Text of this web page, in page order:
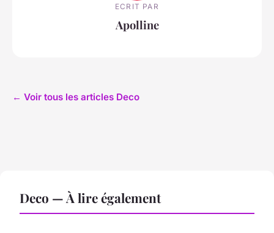
ECRIT PAR
Apolline
← Voir tous les articles Deco
Deco — À lire également